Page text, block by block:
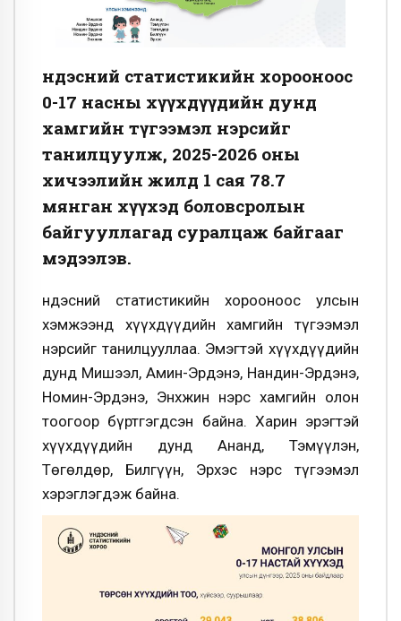
Үндэсний статистикийн хорооноос
0-17 насны хүүхдүүдийн дунд
хамгийн түгээмэл нэрсийг
танилцуулж, 2025-2026 оны
хичээлийн жилд 1 сая 78.7
мянган хүүхэд боловсролын
байгууллагад суралцаж байгааг
мэдээлэв.
Үндэсний статистикийн хорооноос улсын
хэмжээнд хүүхдүүдийн хамгийн түгээмэл
нэрсийг танилцууллаа. Эмэгтэй хүүхдүүдийн
дунд Мишээл, Амин-Эрдэнэ, Нандин-Эрдэнэ,
Номин-Эрдэнэ, Энхжин нэрс хамгийн олон
тоогоор бүртгэгдсэн байна. Харин эрэгтэй
хүүхдүүдийн дунд Ананд, Тэмүүлэн,
Төгөлдөр, Билгүүн, Эрхэс нэрс түгээмэл
хэрэглэгдэж байна.